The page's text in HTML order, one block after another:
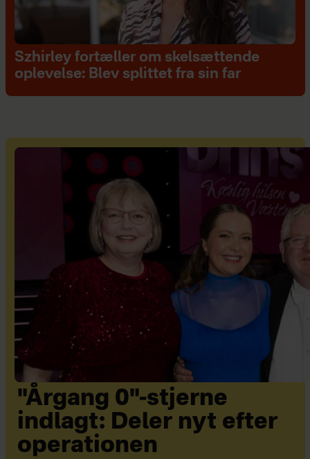
Szhirley fortæller om skelsættende
oplevelse: Blev splittet fra sin far
"Årgang 0"-stjerne
indlagt: Deler nyt efter
operationen